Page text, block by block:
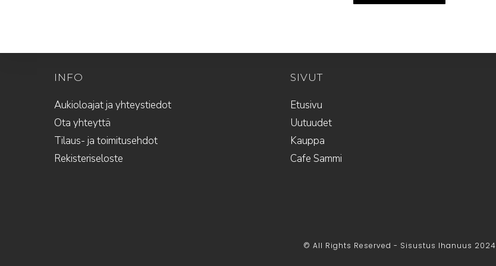
INFO
Aukioloajat ja yhteystiedot
Ota yhteyttä
Tilaus- ja toimitusehdot
Rekisteriseloste
SIVUT
Etusivu
Uutuudet
Kauppa
Cafe Sammi
© All Rights Reserved - Sisustus Ihanuus 2024